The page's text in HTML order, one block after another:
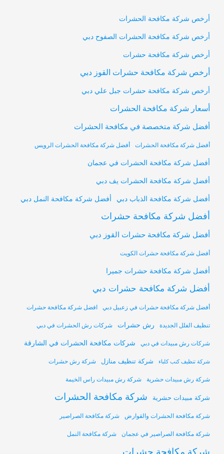
أرخص شركة مكافحة الحشرات
أرخص شركة مكافحة الحشرات الصفوح دبي
أرخص شركة مكافحة حشرات
أرخص شركة مكافحة حشرات القوز دبي
أرخص شركة مكافحة حشرات جبل علي دبي
أسعار شركة مكافحة الحشرات
أفضل شركة متخصصة في مكافحة الحشرات
أفضل شركة مكافحة الحشرات أفضل شركة مكافحة الحشرات الرويس
أفضل شركة مكافحة الحشرات في عجمان
أفضل شركة مكافحة الحشرات يف دبي
أفضل شركة مكافحة الذباب دبي أفضل شركة مكافحة النمل دبي
أفضل شركة مكافحة حشرات
أفضل شركة مكافحة حشرات القوز دبي
أفضل شركة مكافحة حشرات الكويت
أفضل شركة مكافحة حشرات جميرا
أفضل شركة مكافحة حشرات دبي
أفضل شركة مكافحة حشرات في زعبيل دبي افضل شركة مكافحة حشرات
تنظيف الفلل الجديدة رش حشرات شركات رش الحشرات في دبي
شركات رش مبيدات في دبي شركات مكافحة الحشرات في الشارقة
شركة تنظيف كنب كلباء شركة تنظيف منازل شركة رش حشرات
شركة رش مبيدات حشرية شركة رش مبيدات راس الخيمة
شركة مبيدات حشرية شركة مكافحة الحشرات
شركة مكافحة الحشرات والقوارض شركة مكافحة الصراصير
شركة مكافحة الصراصير في عجمان شركة مكافحة النمل